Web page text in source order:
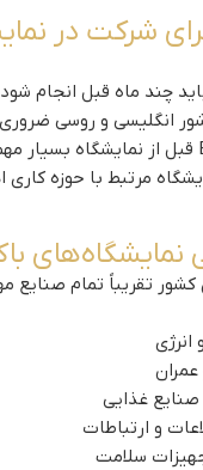
شرکت در
چند ماه قبل انجام شود
انگلیسی و روسی ضروری
مرتبط با حوزه کاری
باکو
تقریباً تمام صنایع
غذایی
و ارتباطات
سلامت